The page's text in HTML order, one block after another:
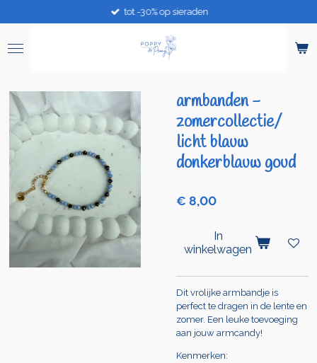
direct
de
tot -30% op sieraden
armbanden -
zomercollectie/
licht blauw
donkerblauw goud
€ 8,00
In
winkelwagen
Dit vrolijke armbandje is
perfect te dragen in de lente en
zomer. Een leuke toevoeging
aan jouw armcandy!
Kenmerken: